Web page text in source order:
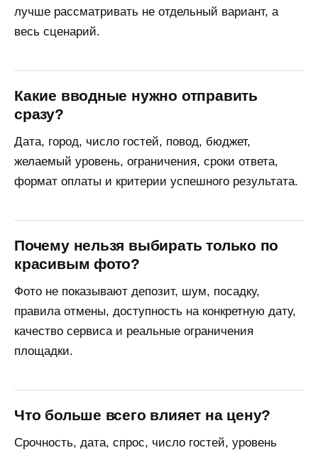
лучше рассматривать не отдельный вариант, а
весь сценарий.
Какие вводные нужно отправить
сразу?
Дата, город, число гостей, повод, бюджет,
желаемый уровень, ограничения, сроки ответа,
формат оплаты и критерии успешного результата.
Почему нельзя выбирать только по
красивым фото?
Фото не показывают депозит, шум, посадку,
правила отмены, доступность на конкретную дату,
качество сервиса и реальные ограничения
площадки.
Что больше всего влияет на цену?
Срочность, дата, спрос, число гостей, уровень
персональных данных.